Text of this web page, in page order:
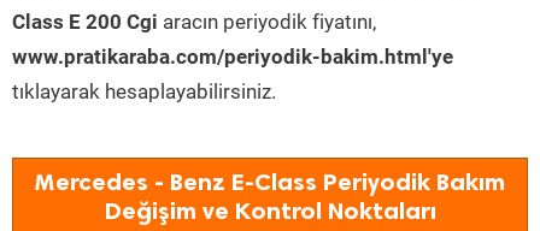
Class E 200 Cgi aracın periyodik fiyatını,
www.pratikaraba.com/periyodik-bakim.html'ye
tıklayarak hesaplayabilirsiniz.
Mercedes - Benz E-Class Periyodik Bakım
Değişim ve Kontrol Noktaları